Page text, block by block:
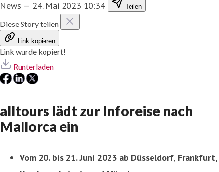
News — 24. Mai 2023 10:34 Teilen
Diese Story teilen
Link kopieren
Link wurde kopiert!
Runterladen
alltours lädt zur Inforeise nach
Mallorca ein
Vom 20. bis 21. Juni 2023 ab Düsseldorf, Frankfurt,